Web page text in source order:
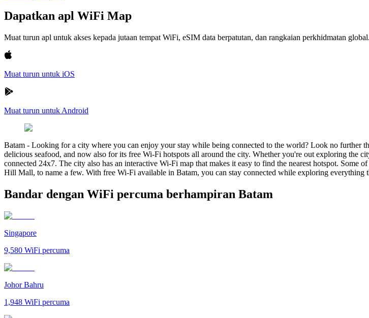
Dapatkan apl WiFi Map
Muat turun apl untuk akses kepada jutaan tempat WiFi, eSIM data berpatutan, dan rangkaian perkhidmatan
Muat turun untuk iOS
Muat turun untuk Android
Batam - Looking for a city where you can enjoy your stay while being connected to the world? Look no further
delicious seafood, and now also for its free Wi-Fi hotspots all around the city. Whether you're out exploring the
connected 24x7. The city also has an interactive Wi-Fi map that makes it easy to find the nearest hotspot.
Hill Mall, to name a few. With free Wi-Fi available in Batam, you can stay connected while exploring everything
Bandar dengan WiFi percuma berhampiran Batam
Singapore
9,580 WiFi percuma
Johor Bahru
1,948 WiFi percuma